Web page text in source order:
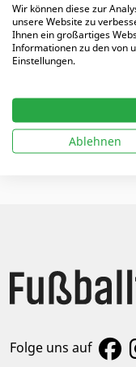
markierte Felder
Ich
Folge uns auf
Wir können diese zur
unsere Website zu
Ihnen ein großartiges
Informationen zu den von
Einstellungen.
Ablehnen